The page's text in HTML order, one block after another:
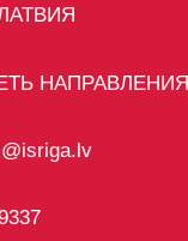
ЛАТВИЯ
НАПРАВЛЕНИЯ